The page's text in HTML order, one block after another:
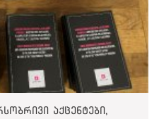
აქცენტები,